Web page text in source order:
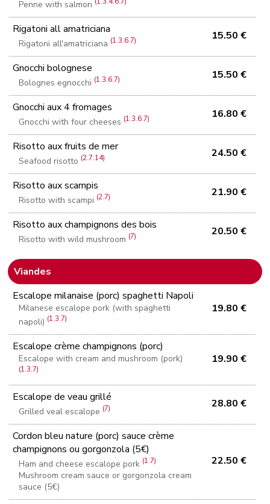
Penne with salmon
Rigatoni all amatriciana
Rigatoni all'amatriciana (1.3.6.7) 15.50 €
Gnocchi bolognese
Bolognes egnocchi (1.3.6.7) 15.50 €
Gnocchi aux 4 fromages
Gnocchi with four cheeses (1.3.6.7) 16.80 €
Risotto aux fruits de mer
Seafood risotto (2.7.14) 24.50 €
Risotto aux scampis
Risotto with scampi (2.7) 21.90 €
Risotto aux champignons des bois
Risotto with wild mushroom (7) 20.50 €
Viandes
Escalope milanaise (porc) spaghetti Napoli
Milanese escalope pork (with spaghetti
napoli) (1.3.7)
19.80 €
Escalope crème champignons (porc)
Escalope with cream and mushroom (pork)
(1.3.7)
19.90 €
Escalope de veau grillé
Grilled veal escalope (7) 28.80 €
Cordon bleu nature (porc) sauce crème
champignons ou gorgonzola (5€)
Ham and cheese escalope pork (1.7)
Mushroom cream sauce or gorgonzola cream
sauce (5€)
22.50 €